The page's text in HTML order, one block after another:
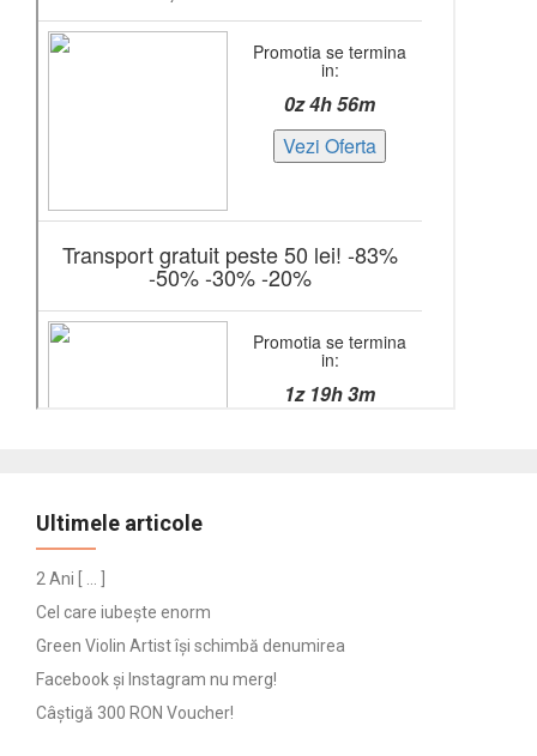
Ultimele articole
2 Ani [ … ]
Cel care iubește enorm
Green Violin Artist își schimbă denumirea
Facebook și Instagram nu merg!
Câștigă 300 RON Voucher!